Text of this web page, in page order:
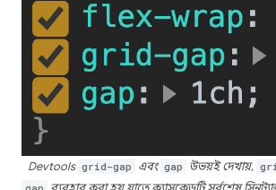
Devtools grid-gap এবং gap উভয়ই দেখায়,